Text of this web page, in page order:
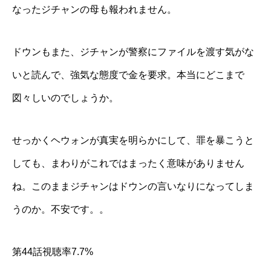
なったジチャンの母も報われません。
ドウンもまた、ジチャンが警察にファイルを渡す気がな
いと読んで、強気な態度で金を要求。本当にどこまで
図々しいのでしょうか。
せっかくヘウォンが真実を明らかにして、罪を暴こうと
しても、まわりがこれではまったく意味がありません
ね。このままジチャンはドウンの言いなりになってしま
うのか。不安です。。
第44話視聴率7.7%